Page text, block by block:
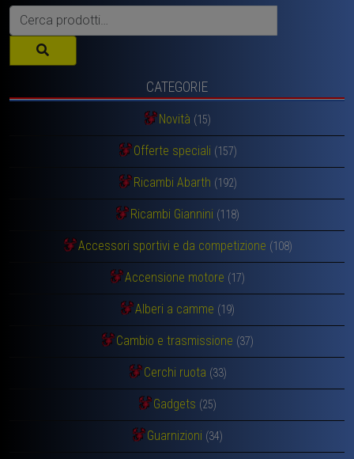
Cerca:
CATEGORIE
Novità (15)
Offerte speciali (157)
Ricambi Abarth (192)
Ricambi Giannini (118)
Accessori sportivi e da competizione (108)
Accensione motore (17)
Alberi a camme (19)
Cambio e trasmissione (37)
Cerchi ruota (33)
Gadgets (25)
Guarnizioni (34)